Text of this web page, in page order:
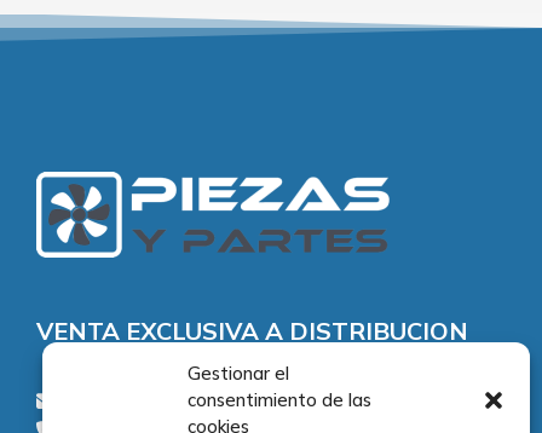
Gestionar el
consentimiento de las
cookies
VENTA EXCLUSIVA A DISTRIBUCION
consultas@piezasypartes.es